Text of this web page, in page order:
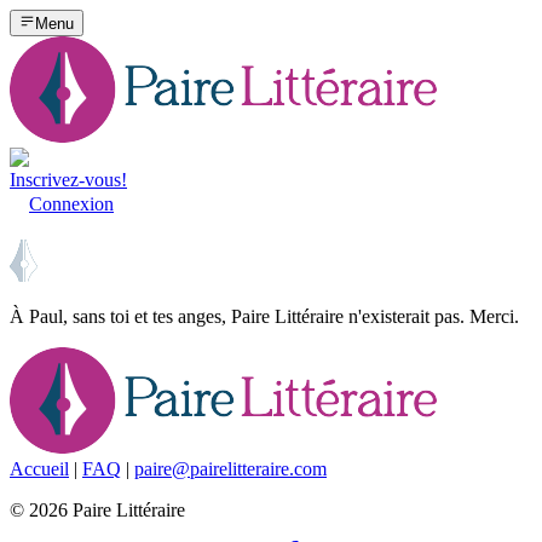
Menu
Inscrivez-vous!
Connexion
À Paul, sans toi et tes anges, Paire Littéraire n'existerait pas. Merci.
Accueil | FAQ | paire@pairelitteraire.com
© 2026 Paire Littéraire